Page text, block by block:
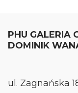
PHU GALERIA
DOMINIK
ul. Zagnańska